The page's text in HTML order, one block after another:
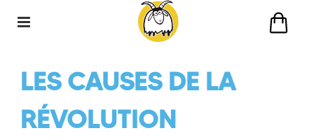
LES CAUSES DE LA
RÉVOLUTION